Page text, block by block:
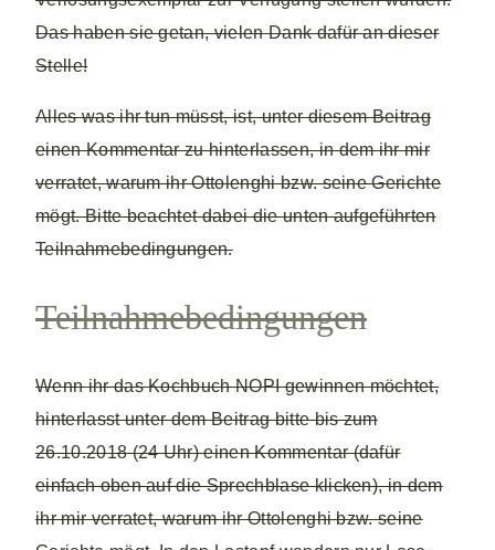
Das haben sie getan, vielen Dank dafür an dieser
Stelle!
Alles was ihr tun müsst, ist, unter diesem Beitrag
einen Kommentar zu hinterlassen, in dem ihr mir
verratet, warum ihr Ottolenghi bzw. seine Gerichte
mögt. Bitte beachtet dabei die unten aufgeführten
Teilnahmebedingungen.
Teilnahmebedingungen
Wenn ihr das Kochbuch NOPI gewinnen möchtet,
hinterlasst unter dem Beitrag bitte bis zum
26.10.2018 (24 Uhr) einen Kommentar (dafür
einfach oben auf die Sprechblase klicken), in dem
ihr mir verratet, warum ihr Ottolenghi bzw. seine